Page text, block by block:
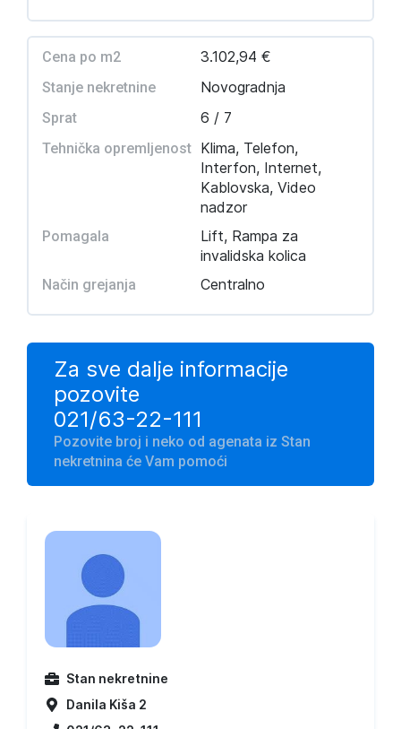
Cena po m2 3.102,94 €
Stanje nekretnine Novogradnja
Sprat 6 / 7
Tehnička opremljenost Klima, Telefon,
Interfon, Internet,
Kablovska, Video
nadzor
Pomagala
Lift, Rampa za
invalidska kolica
Način grejanja Centralno
Za sve dalje informacije
pozovite
021/63-22-111
Pozovite broj i neko od agenata iz Stan
nekretnina će Vam pomoći
Stan nekretnine
Danila Kiša 2